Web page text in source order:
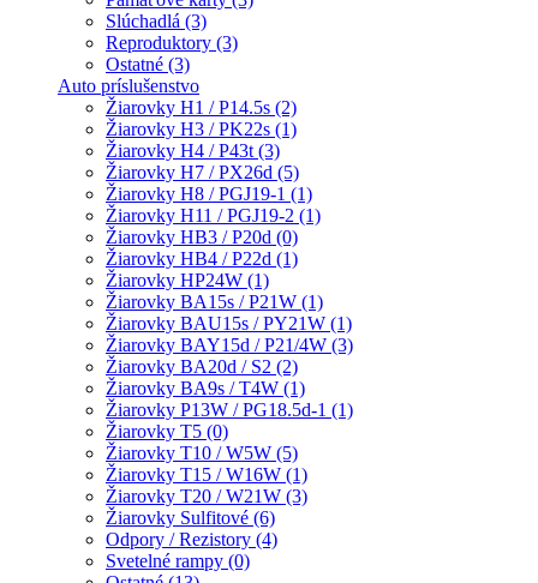
Slúchadlá (3)
Reproduktory (3)
Ostatné (3)
Auto príslušenstvo
Žiarovky H1 / P14.5s (2)
Žiarovky H3 / PK22s (1)
Žiarovky H4 / P43t (3)
Žiarovky H7 / PX26d (5)
Žiarovky H8 / PGJ19-1 (1)
Žiarovky H11 / PGJ19-2 (1)
Žiarovky HB3 / P20d (0)
Žiarovky HB4 / P22d (1)
Žiarovky HP24W (1)
Žiarovky BA15s / P21W (1)
Žiarovky BAU15s / PY21W (1)
Žiarovky BAY15d / P21/4W (3)
Žiarovky BA20d / S2 (2)
Žiarovky BA9s / T4W (1)
Žiarovky P13W / PG18.5d-1 (1)
Žiarovky T5 (0)
Žiarovky T10 / W5W (5)
Žiarovky T15 / W16W (1)
Žiarovky T20 / W21W (3)
Žiarovky Sulfitové (6)
Odpory / Rezistory (4)
Svetelné rampy (0)